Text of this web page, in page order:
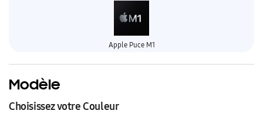
Apple Puce M1
Modèle
Choisissez votre Couleur